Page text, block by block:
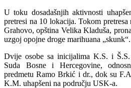
U toku dosadašnjih aktivnosti
pretresi na 10 lokacija. Tokom
Grahovo, opština Velika Kladuša,
uzgoj opojne droge marihuana „skunk“.
Dvije osobe sa inicijalima K.S. i
Suda Bosne i Hercegovine,
predmetu Ramo Brkić i dr., dok su
K.M. uhapšeni na području USK-a.